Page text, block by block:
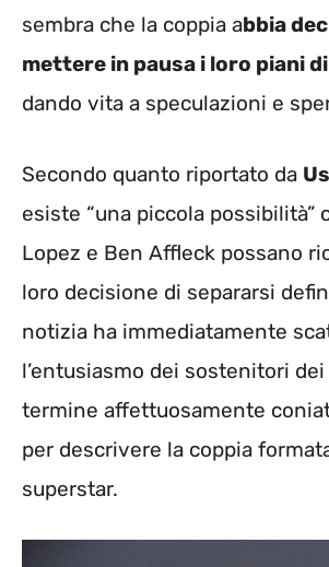
sembra che la coppia abbia
mettere in pausa i loro piani
dando vita a speculazioni e
Secondo quanto riportato da
esiste “una piccola possibilità”
Lopez e Ben Affleck possano
loro decisione di separarsi
notizia ha immediatamente
l’entusiasmo dei sostenitori dei
termine affettuosamente
per descrivere la coppia
superstar.